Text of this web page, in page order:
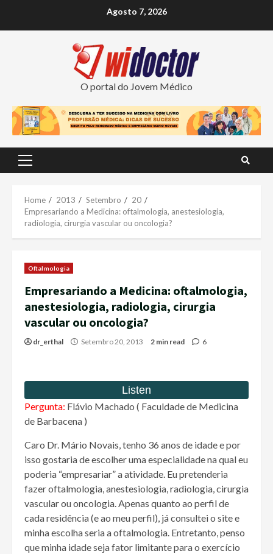
Agosto 7, 2026
O portal do Jovem Médico
Primary
Home 2013 Setembro
20
Empresariando a Medicina: oftalmologia, anestesiologia,
radiologia, cirurgia vascular ou oncologia?
Oftalmologia
Empresariando a Medicina: oftalmologia,
anestesiologia, radiologia, cirurgia
vascular ou oncologia?
dr_erthal Setembro 20, 2013 2 min read 6
Pergunta: Flávio Machado ( Faculdade de Medicina
de Barbacena )
Caro Dr. Mário Novais, tenho 36 anos de idade e por
isso gostaria de escolher uma especialidade na qual eu
poderia “empresariar” a atividade. Eu pretenderia
fazer oftalmologia, anestesiologia, radiologia, cirurgia
vascular ou oncologia. Apenas quanto ao perfil de
cada residência (e ao meu perfil), já consultei o site e
minha escolha seria a oftalmologia. Entretanto, penso
que minha idade seja fator limitante para o exercício